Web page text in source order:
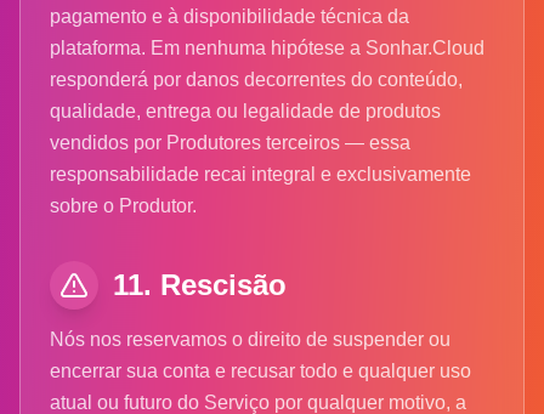
pagamento e à disponibilidade técnica da
plataforma. Em nenhuma hipótese a Sonhar.Cloud
responderá por danos decorrentes do conteúdo,
qualidade, entrega ou legalidade de produtos
vendidos por Produtores terceiros — essa
responsabilidade recai integral e exclusivamente
sobre o Produtor.
11. Rescisão
Nós nos reservamos o direito de suspender ou
encerrar sua conta e recusar todo e qualquer uso
atual ou futuro do Serviço por qualquer motivo, a